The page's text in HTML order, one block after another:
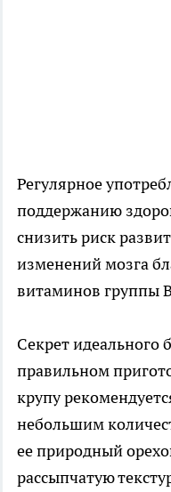
Регулярное
поддержанию
снизить риск
изменений мозга
витаминов группы
Секрет идеального
правильном
крупу
небольшим
ее природный
рассыпчатую